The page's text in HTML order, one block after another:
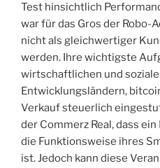
Test hinsichtlich
war für das Gros der Robo-
nicht als gleichwertiger
werden. Ihre wichtigste
wirtschaftlichen und
Entwicklungsländern,
Verkauf steuerlich
der Commerz Real, dass
die Funktionsweise ihres
ist. Jedoch kann diese